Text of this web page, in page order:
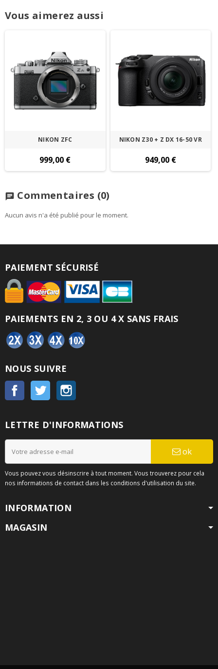
Vous aimerez aussi
NIKON ZFC
999,00 €
NIKON Z30 + Z DX 16-50 VR
949,00 €
chat Commentaires (0)
Aucun avis n'a été publié pour le moment.
PAIEMENT SÉCURISÉ
PAIEMENTS EN 2, 3 OU 4 X SANS FRAIS
NOUS SUIVRE
Facebook Twitter
LETTRE D'INFORMATIONS
ok
Vous pouvez vous désinscrire à tout moment. Vous trouverez pour cela
nos informations de contact dans les conditions d'utilisation du site.
INFORMATION
MAGASIN